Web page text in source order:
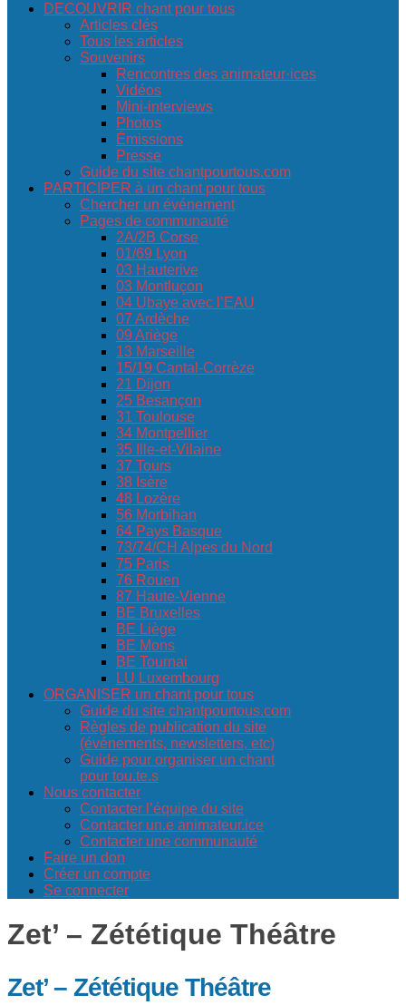
DECOUVRIR chant pour tous
Articles clés
Tous les articles
Souvenirs
Rencontres des animateur·ices
Vidéos
Mini-interviews
Photos
Émissions
Presse
Guide du site chantpourtous.com
PARTICIPER à un chant pour tous
Chercher un événement
Pages de communauté
2A/2B Corse
01/69 Lyon
03 Hauterive
03 Montluçon
04 Ubaye avec l’EAU
07 Ardèche
09 Ariège
13 Marseille
15/19 Cantal-Corrèze
21 Dijon
25 Besançon
31 Toulouse
34 Montpellier
35 Ille-et-Vilaine
37 Tours
38 Isère
48 Lozère
56 Morbihan
64 Pays Basque
73/74/CH Alpes du Nord
75 Paris
76 Rouen
87 Haute-Vienne
BE Bruxelles
BE Liège
BE Mons
BE Tournai
LU Luxembourg
ORGANISER un chant pour tous
Guide du site chantpourtous.com
Règles de publication du site
(événements, newsletters, etc)
Guide pour organiser un chant
pour tou.te.s
Nous contacter
Contacter l’équipe du site
Contacter un.e animateur.ice
Contacter une communauté
Faire un don
Créer un compte
Se connecter
Zet’ – Zététique Théâtre
Zet’ – Zététique Théâtre